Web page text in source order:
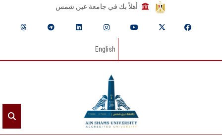
أهلاً بك في جامعة عين شمس
English